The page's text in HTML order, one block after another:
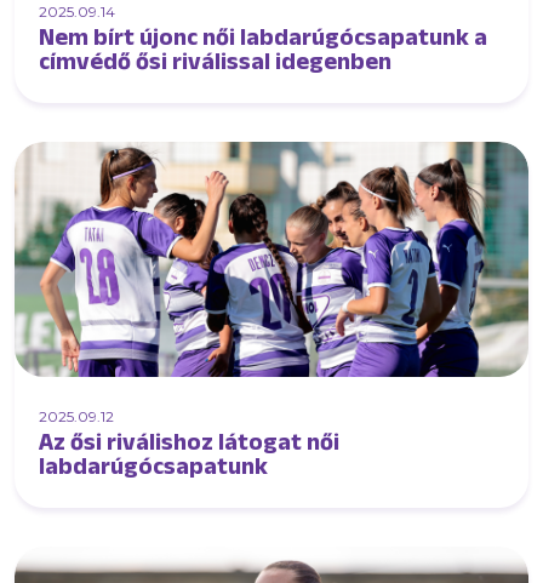
2025.09.14
Nem bírt újonc női labdarúgócsapatunk a
címvédő ősi riválissal idegenben
2025.09.12
Az ősi riválishoz látogat női
labdarúgócsapatunk